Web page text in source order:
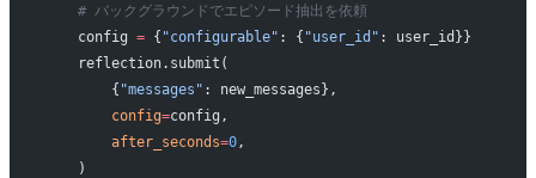
    # バックグラウンドでエピソード抽出を依頼
    config
= { "configurable" : { "user_id" : user_id}}
    reflection.submit(
        {
"messages" : new_messages},
        config
=config,
        after_seconds
=0,
    )